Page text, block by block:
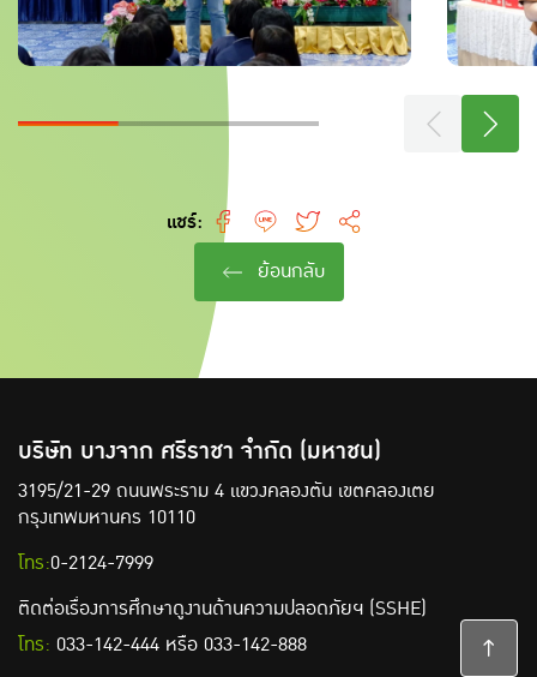
ย้อนกลับ
แชร์:
บริษัท บางจาก ศรีราชา จำกัด (มหาชน)
3195/21-29 ถนนพระราม 4 แขวงคลองตัน เขตคลองเตย
กรุงเทพมหานคร 10110
โทร:0-2124-7999
ติดต่อเรื่องการศึกษาดูงานด้านความปลอดภัยฯ (SSHE)
โทร: 033-142-444 หรือ 033-142-888